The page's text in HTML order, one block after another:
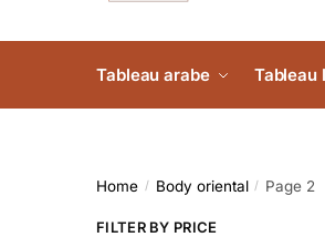
Tableau arabe Tableau
Home / Body oriental / Page 2
FILTER BY PRICE